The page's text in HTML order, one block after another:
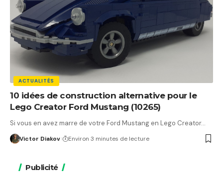
ACTUALITÉS
10 idées de construction alternative pour le
Lego Creator Ford Mustang (10265)
Si vous en avez marre de votre Ford Mustang en Lego Creator…
Victor Diakov Environ 3 minutes de lecture
Publicité